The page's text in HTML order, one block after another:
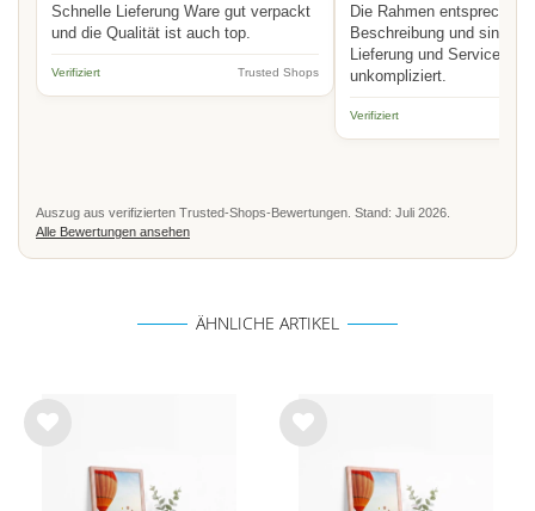
Schnelle Lieferung Ware gut verpackt
und die Qualität ist auch top.
Verifiziert Trusted Shops
Die Rahmen entsprechen
Beschreibung und sind
Lieferung und Service
unkompliziert.
Verifiziert
Auszug aus verifizierten Trusted-Shops-Bewertungen. Stand: Juli 2026.
Alle Bewertungen ansehen
ÄHNLICHE ARTIKEL
Wu
Wu